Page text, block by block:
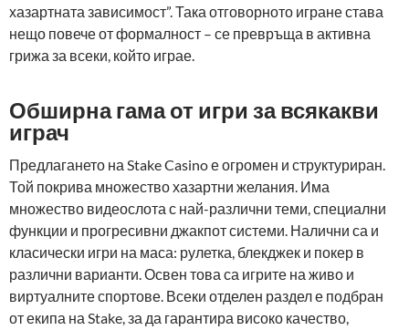
хазартната зависимост”. Така отговорното игране става
нещо повече от формалност – се превръща в активна
грижа за всеки, който играе.
Обширна гама от игри за всякакви
играч
Предлагането на Stake Casino е огромен и структуриран.
Той покрива множество хазартни желания. Има
множество видеослота с най-различни теми, специални
функции и прогресивни джакпот системи. Налични са и
класически игри на маса: рулетка, блекджек и покер в
различни варианти. Освен това са игрите на живо и
виртуалните спортове. Всеки отделен раздел е подбран
от екипа на Stake, за да гарантира високо качество,